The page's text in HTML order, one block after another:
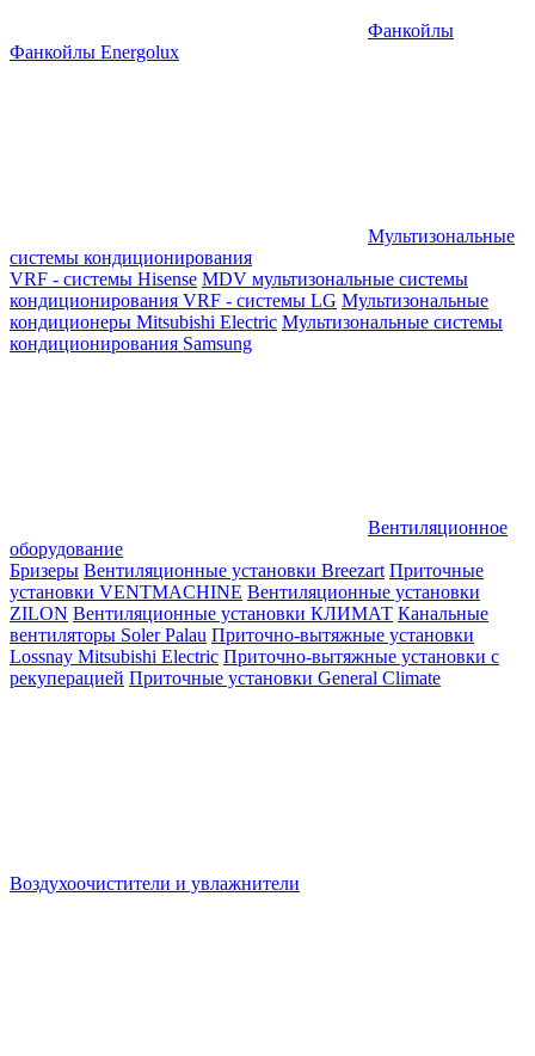
Фанкойлы
Фанкойлы Energolux
Мультизональные
системы кондиционирования
VRF - системы Hisense MDV мультизональные системы
кондиционирования VRF - системы LG Мультизональные
кондиционеры Mitsubishi Electric Мультизональные системы
кондиционирования Samsung
Вентиляционное
оборудование
Бризеры Вентиляционные установки Breezart Приточные
установки VENTMACHINE Вентиляционные установки
ZILON Вентиляционные установки КЛИМАТ Канальные
вентиляторы Soler Palau Приточно-вытяжные установки
Lossnay Mitsubishi Electric Приточно-вытяжные установки с
рекуперацией Приточные установки General Climate
Воздухоочистители и увлажнители